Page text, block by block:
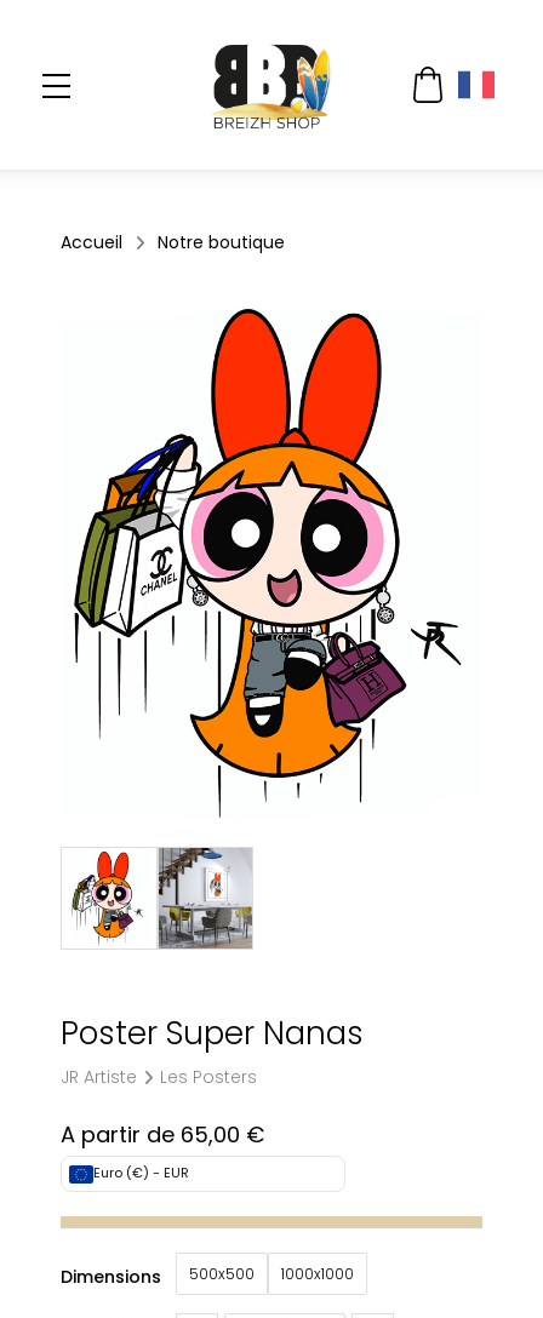
Accueil Notre boutique
Poster Super Nanas
JR Artiste Les Posters
A partir de 65,00 €
Euro (€) - EUR
Dimensions 500x500 1000x1000